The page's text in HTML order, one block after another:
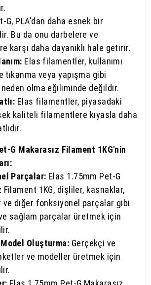
G, PLA'dan daha esnek bir
Bu da onu darbelere ve
karşı daha dayanıklı hale getirir.
Elas filamentler, kullanımı
tıkanma veya yapışma gibi
olma eğiliminde değildir.
Elas filamentler, piyasadaki
kaliteli filamentlere kıyasla daha
G Makarasız Filament 1KG'nin
Parçalar: Elas 1.75mm Pet-G
Filament 1KG, dişliler, kasnaklar,
ve diğer fonksiyonel parçalar gibi
ve sağlam parçalar üretmek için
Oluşturma: Gerçekçi ve
ve modeller üretmek için